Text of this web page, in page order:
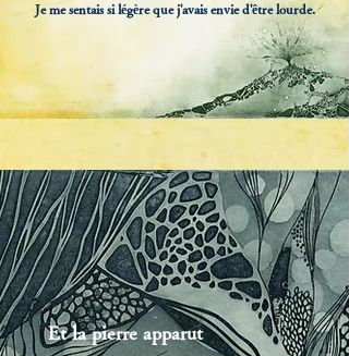
Je me sentais si légère que j'avais envie d'être lourde.
Et la pierre apparut